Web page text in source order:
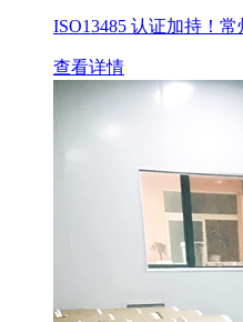
ISO13485 认证加持！
查看详情